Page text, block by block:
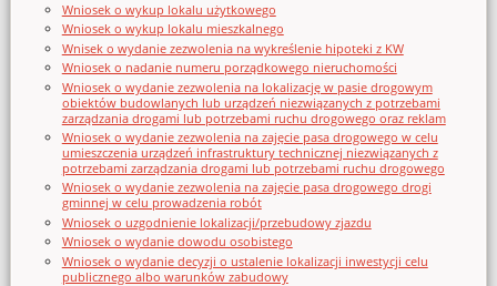
Wniosek o wykup lokalu użytkowego
Wniosek o wykup lokalu mieszkalnego
Wnisek o wydanie zezwolenia na wykreślenie hipoteki z KW
Wniosek o nadanie numeru porządkowego nieruchomości
Wniosek o wydanie zezwolenia na lokalizację w pasie drogowym
obiektów budowlanych lub urządzeń niezwiązanych z potrzebami
zarządzania drogami lub potrzebami ruchu drogowego oraz reklam
Wniosek o wydanie zezwolenia na zajęcie pasa drogowego w celu
umieszczenia urządzeń infrastruktury technicznej niezwiązanych z
potrzebami zarządzania drogami lub potrzebami ruchu drogowego
Wniosek o wydanie zezwolenia na zajęcie pasa drogowego drogi
gminnej w celu prowadzenia robót
Wniosek o uzgodnienie lokalizacji/przebudowy zjazdu
Wniosek o wydanie dowodu osobistego
Wniosek o wydanie decyzji o ustalenie lokalizacji inwestycji celu
publicznego albo warunków zabudowy